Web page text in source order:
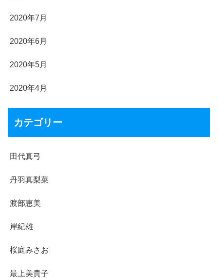
2020年7月
2020年6月
2020年5月
2020年4月
カテゴリー
田代真弓
丹羽真梨菜
渡部恵美
岸紀雄
桜庭みさお
最上美貴子